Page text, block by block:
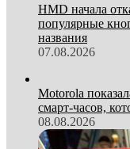
HMD начала
популярные
названия
07.08.2026
Motorola
смарт-часов,
08.08.2026